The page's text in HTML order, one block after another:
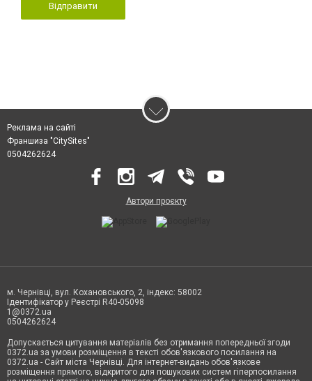
Відправити
Реклама на сайті
Франшиза "CitySites"
0504262624
Автори проєкту
м. Чернівці, вул. Кохановського, 2, індекс: 58002
Ідентифікатор у Реєстрі R40-05098
1@0372.ua
0504262624
Допускається цитування матеріалів без отримання попередньої згоди
0372.ua за умови розміщення в тексті обов'язкового посилання на
0372.ua - Сайт міста Чернівці. Для інтернет-видань обов'язкове
розміщення прямого, відкритого для пошукових систем гіперпосилання